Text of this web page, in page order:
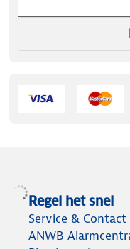
Regel het snel
Service & Contact
ANWB